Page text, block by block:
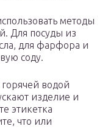
методы
Для посуды из
для фарфора и
соду.
водой
изделие и
этикетка
что или